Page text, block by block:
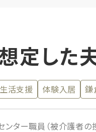
定した
生活支援 体験入居 鎌
ター職員（被介護者の